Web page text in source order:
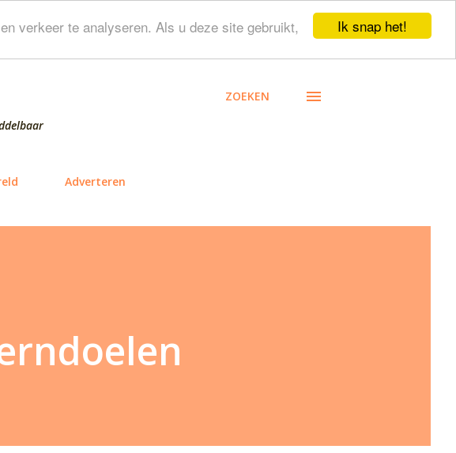
Ik snap het!
verkeer te analyseren. Als u deze site gebruikt,
ZOEKEN
Adverteren